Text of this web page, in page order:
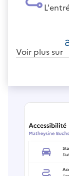
Voir plus sur